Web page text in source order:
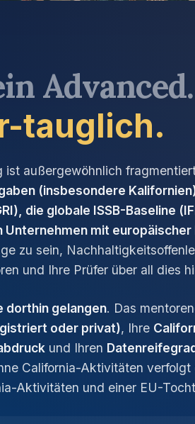
Advanced.
tauglich.
außergewöhnlich
(insbesondere
die globale ISSB-Baseline
Unternehmen mit
zu sein,
und Ihre Prüfer über all dies
dorthin gelangen. Das
oder privat), Ihre
und Ihren
California-Aktivitäten verfolgt
Aktivitäten und einer EU-